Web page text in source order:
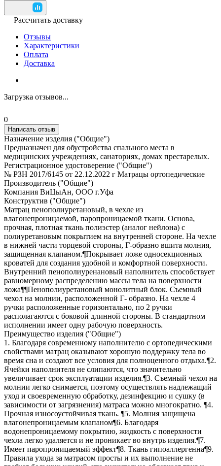
Рассчитать доставку
Отзывы
Характеристики
Оплата
Доставка
Загрузка отзывов...
0
Написать отзыв
Назначение изделия ("Общие")
Предназначен для обустройства спального места в
медицинских учреждениях, санаториях, домах престарелых.
Регистрационное удостоверение ("Общие")
№ РЗН 2017/6145 от 22.12.2022 г Матрацы ортопедические
Производитель ("Общие")
Компания ВиЦыАн, ООО г.Уфа
Конструктив ("Общие")
Матрац пенополиуретановый, в чехле из
влагонепроницаемой, паропроницаемой ткани. Основа,
прочная, плотная ткань полиэстер (аналог нейлона) с
полиуретановым покрытием на внутренней стороне. На чехле
в нижней части торцевой стороны, Г-образно вшита молния,
защищенная клапаном.¶Покрывает ложе односекционных
кроватей для создания удобной и комфортной поверхности.
Внутренний пенополиуренановый наполнитель способствует
равномерному распределению массы тела на поверхности
ложа¶¶Пенополиуретановый монолитный блок. Съемный
чехол на молнии, расположенной Г- образно. На чехле 4
ручки расположенные горизонтально, по 2 ручки
располагаются с боковой длинной стороны. В стандартном
исполнении имеет одну рабочую поверхность.
Преимущество изделия ("Общие")
1. Благодаря современному наполнителю с ортопедическими
свойствами матрац оказывают хорошую поддержку тела во
время сна и создают все условия для полноценного отдыха.¶2.
Ячейки наполнителя не слипаются, что значительно
увеличивает срок эксплуатации изделия.¶3. Съемный чехол на
молнии легко снимается, поэтому осуществлять надлежащий
уход и своевременную обработку, дезинфекцию и сушку (в
зависимости от загрязнения) матраса можно многократно. ¶4.
Прочная износоустойчивая ткань. ¶5. Молния защищена
влагонепроницаемым клапаном¶6. Благодаря
водонепроницаемому покрытию, жидкость с поверхности
чехла легко удаляется и не проникает во внутрь изделия.¶7.
Имеет паропроницаемый эффект¶8. Ткань гипоаллергенна¶9.
Правила ухода за матрасом просты и их выполнение не